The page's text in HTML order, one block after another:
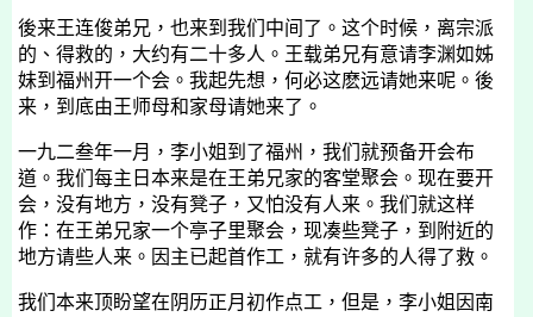
後来王连俊弟兄，也来到我们中间了。这个时候，离宗派
的、得救的，大约有二十多人。王载弟兄有意请李渊如姊
妹到福州开一个会。我起先想，何必这麽远请她来呢。後
来，到底由王师母和家母请她来了。
一九二叁年一月， 李小姐到了福州，我们就预备开会布
道。我们每主日本来是在王弟兄家的客堂聚会。现在要开
会，没有地方，没有凳子，又怕没有人来。我们就这样
作：在王弟兄家一个亭子里聚会，现凑些凳子，到附近的
地方请些人来。因主已起首作工，就有许多的人得了救。
我们本来顶盼望在阴历正月初作点工，但是， 李小姐因南